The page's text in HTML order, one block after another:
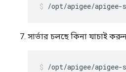
/opt/apigee/apigee-
সার্ভার চলছে কিনা যাচাই
/opt/apigee/